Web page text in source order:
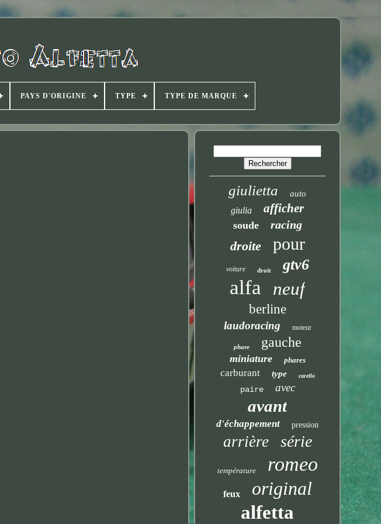
PAYS D'ORIGINE TYPE TYPE DE MARQUE
giulietta auto
giulia afficher
soude racing
droite pour
voiture droit gtv6
alfa neuf
berline
laudoracing moteur
phare gauche
miniature phares
carburant type carello
paire avec
avant
d'échappement pression
arrière série
température romeo
feux
original
alfetta